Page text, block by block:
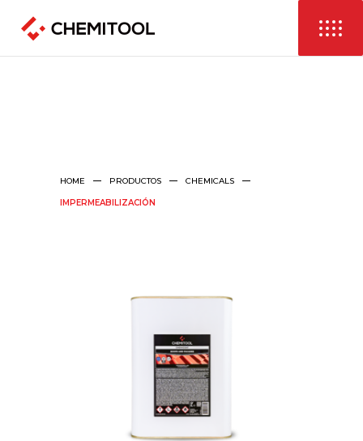
HOME PRODUCTOS CHEMICALS
IMPERMEABILIZACIÓN